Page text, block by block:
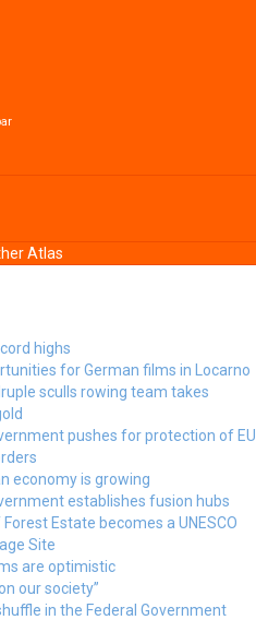
Atlas
highs
for German films in Locarno
sculls rowing team takes
pushes for protection of EU
economy is growing
establishes fusion hubs
Estate becomes a UNESCO
Site
are optimistic
our society”
in the Federal Government